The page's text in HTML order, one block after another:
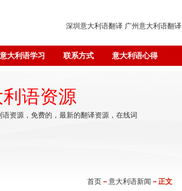
深圳意大利语翻译 广州意大利语翻译
意大利语学习 联系方式 意大利语心得
语资源
语资源，免费的，最新的翻译资源，在线词
首页 －意大利语新闻 －正文